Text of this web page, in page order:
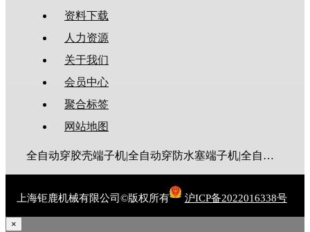
资料下载
人力资源
关于我们
会员中心
聚合标签
网站地图
全自动穿胶壳端子机|全自动穿防水塞端子机|全自动穿热缩管端子机|全自动穿护套端子机|全自动穿号码管端子机|全自动端子机|全自动穿防水栓端子机|端子压着机|端子压接机|静音端子机|多芯线端子机|护套线端子机|全自动排线端子机|新能源大平方压接机|电脑剥线机|自动剥线机|裁线机|剥线机
上海钜鹿机械有限公司©版权所有 沪ICP备2022016338号
×